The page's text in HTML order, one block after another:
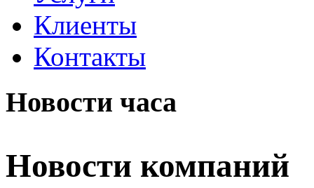
Клиенты
Контакты
Новости часа
Новости компаний